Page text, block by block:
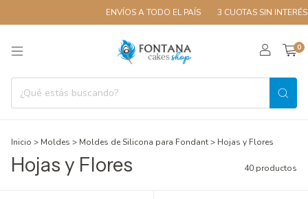
ENVÍOS A TODO EL PAÍS 3 CUOTAS SIN INTERÉS 10%
0
Inicio > Moldes > Moldes de Silicona para Fondant> Hojas y Flores
Hojas y Flores 40 productos